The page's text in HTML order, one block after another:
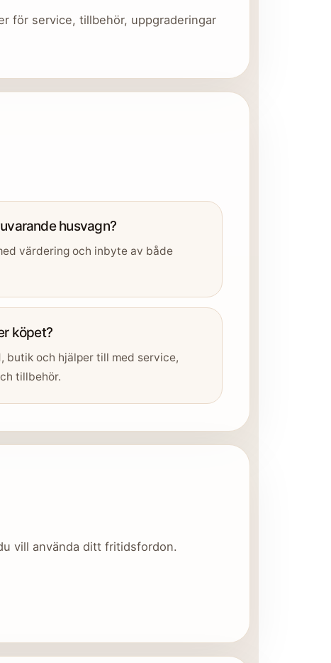
för service, tillbehör, uppgraderingar
husvagn?
värdering och inbyte av både
köpet?
butik och hjälper till med service,
tillbehör.
vill använda ditt fritidsfordon.